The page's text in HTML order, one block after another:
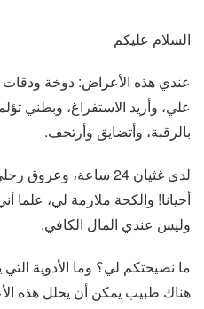
السلام عليكم
عندي هذه الأعراض: دوخة
علي، وأريد الاستفراغ، وبطني
بالرقبة، وأتضايق وأرتجف.
لدي غثيان 24 ساعة،
أحيانا! والكحة ملازمة لي، علما
وليس عندي المال الكافي.
ما نصيحتكم لي؟ وما الأدوية
هناك طبيب يمكن أن يحلل هذه